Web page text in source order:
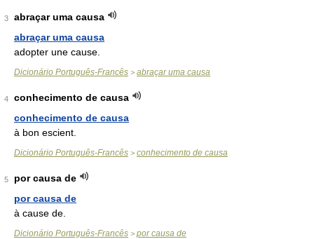
3
abraçar uma causa
abraçar uma causa
adopter une cause.
Dicionário Português-Francês > abraçar uma causa
4
conhecimento de causa
conhecimento de causa
à bon escient.
Dicionário Português-Francês > conhecimento de causa
5
por causa de
por causa de
à cause de.
Dicionário Português-Francês > por causa de